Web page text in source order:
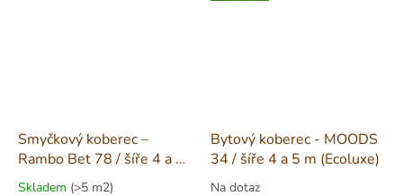
Smyčkový koberec –
Rambo Bet 78 / šíře 4 a 5
m
Skladem (>5 m2)
Bytový koberec - MOODS
34 / šíře 4 a 5 m (Ecoluxe)
Na dotaz